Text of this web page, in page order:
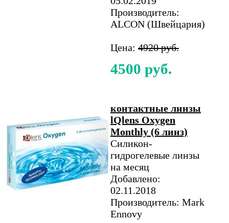
Производитель:
ALCON (Швейцария)
Цена: 4920 руб.
4500 руб.
контактные линзы
lQlens Oxygen
Monthly (6 линз)
Силикон-
гидрогелевые линзы
на месяц
Добавлено:
02.11.2018
Производитель: Mark
Ennovy